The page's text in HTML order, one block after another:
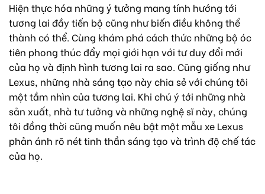
Hiện thực hóa những ý tưởng mang tính hướng tới
tương lai đầy tiến bộ cũng như biến điều không thể
thành có thể. Cùng khám phá cách thức những bộ óc
tiên phong thúc đẩy mọi giới hạn với tư duy đổi mới
của họ và định hình tương lai ra sao. Cũng giống như
Lexus, những nhà sáng tạo này chia sẻ với chúng tôi
một tầm nhìn của tương lai. Khi chú ý tới những nhà
sản xuất, nhà tư tưởng và những nghệ sĩ này, chúng
tôi đồng thời cũng muốn nêu bật một mẫu xe Lexus
phản ánh rõ nét tinh thần sáng tạo và trình độ chế tác
của họ.